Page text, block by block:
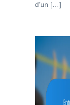
d’un […]